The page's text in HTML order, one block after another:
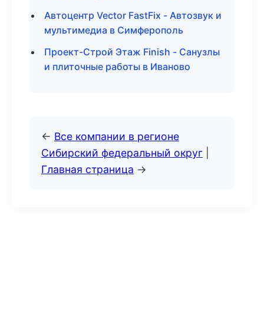
Автоцентр Vector FastFix - Автозвук и
мультимедиа в Симферополь
Проект-Строй Этаж Finish - Санузлы
и плиточные работы в Иваново
← Все компании в регионе
Сибирский федеральный округ
Главная страница →